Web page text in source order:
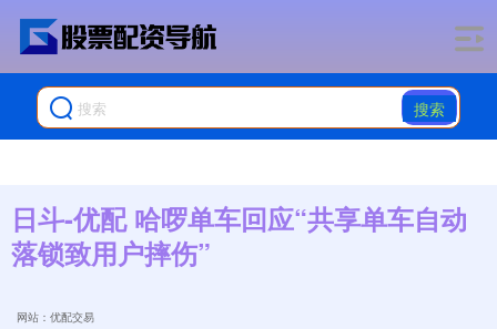
搜索
日斗-优配 哈啰单车回应“共享单车自动
落锁致用户摔伤”
网站：优配交易